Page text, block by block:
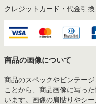
クレジットカード・代金引
商品の画像について
商品のスペックやビンテー
ことから、商品画像に写っ
います。画像の肩貼りやシ